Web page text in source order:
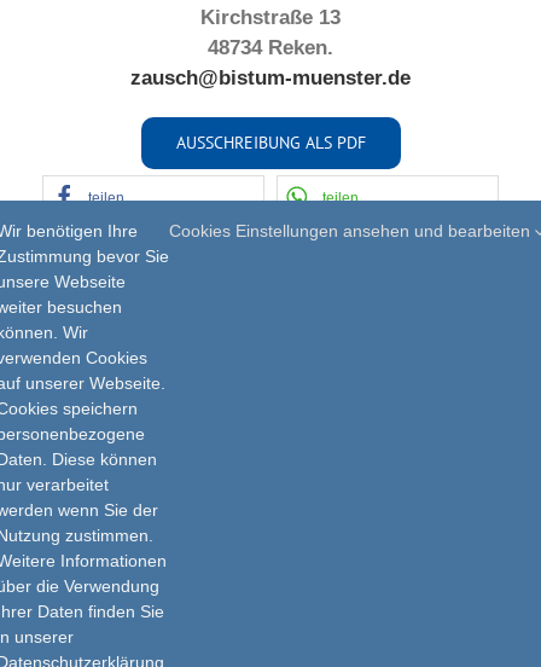
Kirchstraße 13
48734 Reken.
zausch@bistum-muenster.de
AUSSCHREIBUNG ALS PDF
teilen teilen
E-Mail
benötigen Ihre
bevor Sie
Webseite
besuchen
Wir
Cookies
unserer Webseite.
speichern
Diese können
verarbeitet
wenn Sie der
zustimmen.
Informationen
die Verwendung
Daten finden Sie
unserer
Cookies Einstellungen ansehen und bearbeiten